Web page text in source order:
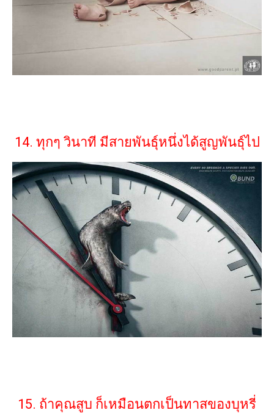
14. ทุกๆ วินาที มีสายพันธุ์หนึ่งได้สูญพันธุ์ไป
15. ถ้าคุณสูบ ก็เหมือนตกเป็นทาสของบุหรี่